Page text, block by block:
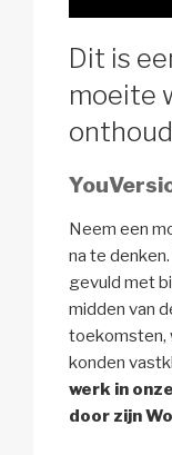
Dit is
moeite
Neem een
na te
gevuld met
midden van
toekomsten,
konden
werk in
door zijn